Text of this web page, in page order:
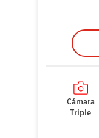
Cámara
Triple